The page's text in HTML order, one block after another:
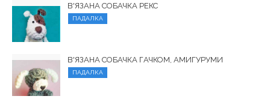
В'ЯЗАНА СОБАЧКА РЕКС
ПАДАЛКА
В'ЯЗАНА СОБАЧКА ГАЧКОМ, АМИГУРУМИ
ПАДАЛКА